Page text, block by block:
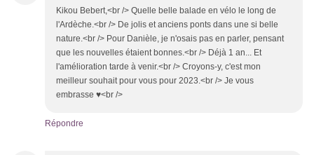
Kikou Bebert,<br /> Quelle belle balade en vélo le long de
l'Ardèche.<br /> De jolis et anciens ponts dans une si belle
nature.<br /> Pour Danièle, je n'osais pas en parler, pensant
que les nouvelles étaient bonnes.<br /> Déjà 1 an... Et
l'amélioration tarde à venir.<br /> Croyons-y, c'est mon
meilleur souhait pour vous pour 2023.<br /> Je vous
embrasse ♥<br />
Répondre